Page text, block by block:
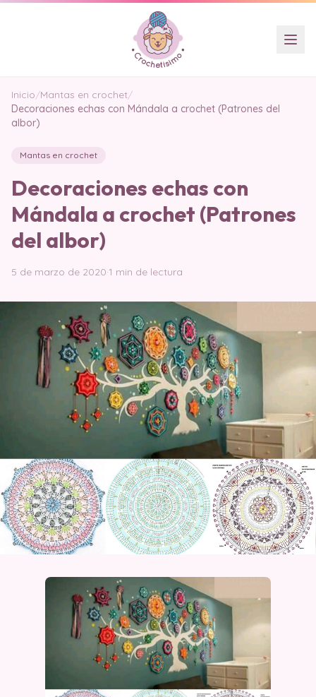
Inicio/Mantas en crochet/
Decoraciones echas con Mándala a crochet (Patrones del
albor)
Mantas en crochet
Decoraciones echas con
Mándala a crochet (Patrones
del albor)
5 de marzo de 2020·1 min de lectura